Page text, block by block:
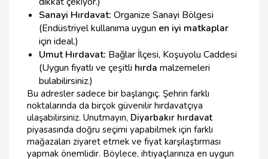
Sanayi Hırdavat: Organize Sanayi Bölgesi
(Endüstriyel kullanıma uygun en iyi matkaplar
için ideal.)
Umut Hırdavat: Bağlar İlçesi, Koşuyolu Caddesi
(Uygun fiyatlı ve çeşitli hırda malzemeleri
bulabilirsiniz.)
Bu adresler sadece bir başlangıç. Şehrin farklı
noktalarında da birçok güvenilir hırdavatçıya
ulaşabilirsiniz. Unutmayın, Diyarbakır hırdavat
piyasasında doğru seçimi yapabilmek için farklı
mağazaları ziyaret etmek ve fiyat karşılaştırması
yapmak önemlidir. Böylece, ihtiyaçlarınıza en uygun